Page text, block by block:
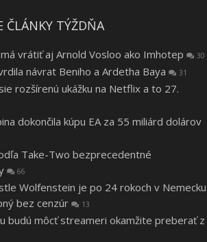
ČLÁNKY TÝŽDŇA
vrátiť aj Arnold Vosloo ako Imhotep 30
návrat Beniho a Ardetha Baya 31
rozšírenú ukážku na Netflix a to 27.
dokončila kúpu EA za 55 miliárd dolárov
Take-Two bezprecedentné
66
Wolfenstein je po 24 rokoch v Nemecku
bez cenzúr
13
budú môcť streameri okamžite preberať z